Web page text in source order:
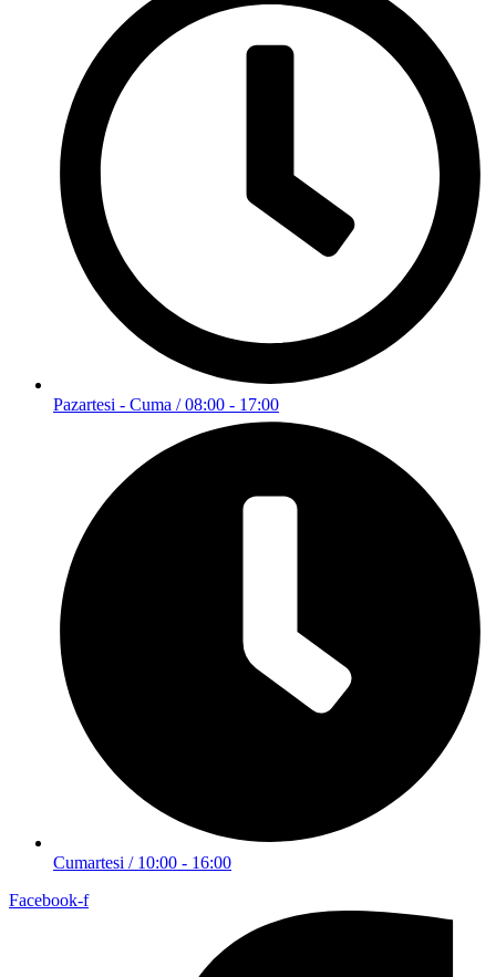
Pazartesi - Cuma / 08:00 - 17:00
Cumartesi / 10:00 - 16:00
Facebook-f